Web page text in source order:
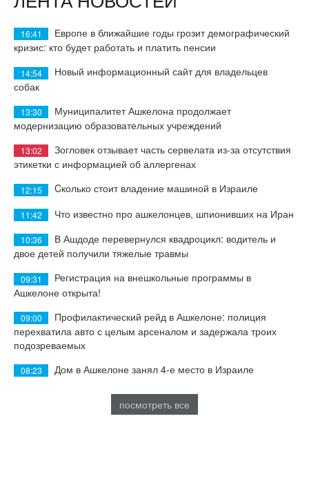
16:41
Европе в ближайшие годы грозит демографический
кризис: кто будет работать и платить пенсии
14:54
Новый информационный сайт для владельцев
собак
13:30
Муниципалитет Ашкелона продолжает
модернизацию образовательных учреждений
13:02
Зогловек отзывает часть сервелата из-за отсутствия
этикетки с информацией об аллергенах
12:15 Cколько стоит владение машиной в Израиле
11:42 Что известно про ашкелонцев, шпионивших на Иран
10:36
В Ашдоде перевернулся квадроцикл: водитель и
двое детей получили тяжелые травмы
09:31
Регистрация на внешкольные программы в
Ашкелоне открыта!
09:00
Профилактический рейд в Ашкелоне: полиция
перехватила авто с целым арсеналом и задержала троих
подозреваемых
08:23 Дом в Ашкелоне занял 4-е место в Израиле
посмотреть все